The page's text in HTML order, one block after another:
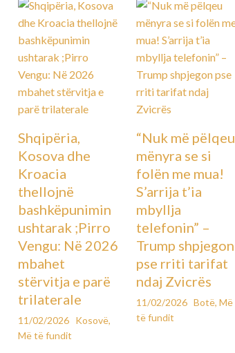
Shqipëria,
Kosova dhe
Kroacia
thellojnë
bashkëpunimin
ushtarak ;Pirro
Vengu: Në 2026
mbahet
stërvitja e parë
trilaterale
11/02/2026 Kosovë,
Më të fundit
“Nuk më pëlqeu
mënyra se si
folën me mua!
S’arrija t’ia
mbyllja
telefonin” –
Trump shpjegon
pse rriti tarifat
ndaj Zvicrës
11/02/2026 Botë,Më
të fundit